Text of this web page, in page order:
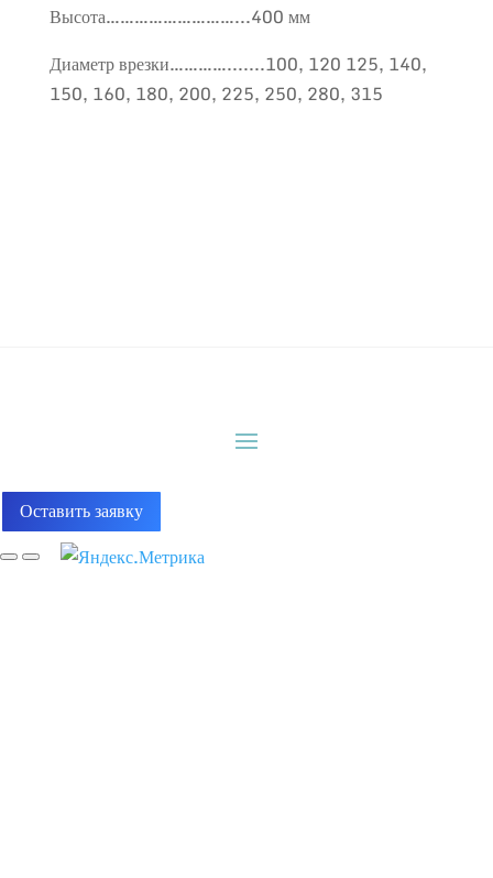
Высота………………………...400 мм
Диаметр врезки………….......100, 120 125, 140,
150, 160, 180, 200, 225, 250, 280, 315
Оставить заявку